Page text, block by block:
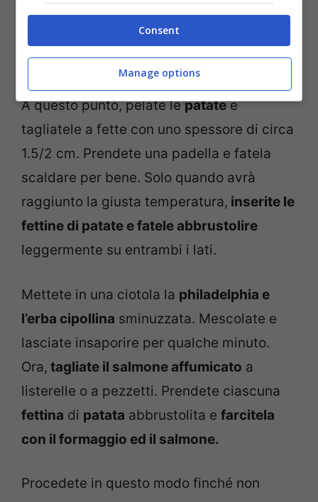
finché non saranno morbide. Non appena
sono pronte, scolatele e lasciatele
freddare completamente.
A questo punto, pelate lepatatee
tagliatele a fette con uno spessore di circa
1.5/2 cm. Prendete una padella e fatela
scaldare per bene. Solo quando avrà
raggiunto la giusta temperatura, inserite le
fettine di patate e fatele abbrustolire
leggermente su entrambi i lati.
Mettete in una ciotola la philadelphia e
l’erba cipollina sminuzzata. Mescolate e
lasciate insaporire per qualche minuto.
Ora, tagliate il salmone affumicato a
listerelle o a pezzetti. Prendete ciascuna
fettina di patata abbrustolita e farcitela
con il formaggio ed il salmone.
Procedete in questo modo finché non
Consent
Manage options